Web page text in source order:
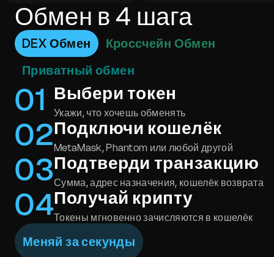
Обмен в 4 шага
DEX Обмен
Кроссчейн Обмен
Приватный обмен
01 Выбери токен
Укажи, что хочешь обменять
02Подключи кошелёк
MetaMask, Phantom или любой другой
03Подтверди транзакцию
Сумма, адрес назначения, кошелёк возврата
04Получай крипту
Токены мгновенно зачисляются в кошелёк
Меняй за секунды